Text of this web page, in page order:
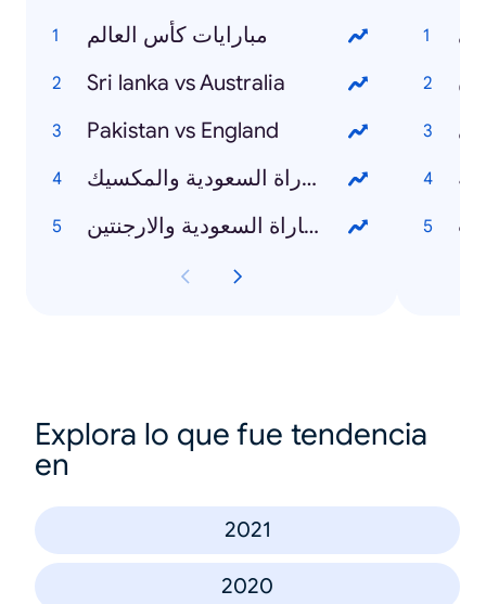
مبارايات كأس العالم
Sri lanka vs Australia
Pakistan vs England
مباراة السعودية والمكسيك
مباراة السعودية والارجنتين
Explora lo que fue tendencia
en
2021
2020